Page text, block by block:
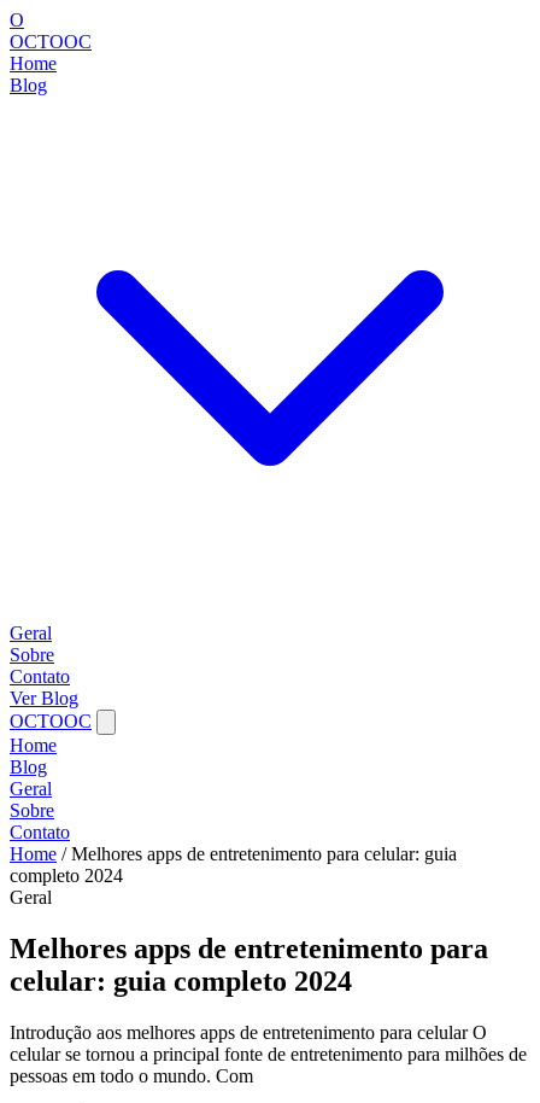
O
OCTOOC
Home
Blog
Geral
Sobre
Contato
Ver Blog
OCTOOC
Home
Blog
Geral
Sobre
Contato
Home / Melhores apps de entretenimento para celular: guia
completo 2024
Geral
Melhores apps de entretenimento para
celular: guia completo 2024
Introdução aos melhores apps de entretenimento para celular O
celular se tornou a principal fonte de entretenimento para milhões de
pessoas em todo o mundo. Com